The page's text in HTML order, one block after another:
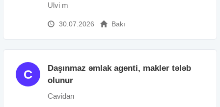
Ulvi m
30.07.2026 Bakı
C
Daşınmaz əmlak agenti, makler tələb
olunur
Cavidan